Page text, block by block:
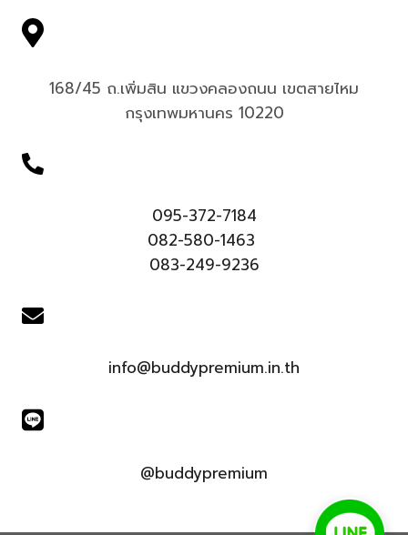
168/45 ถ.เพิ่มสิน แขวงคลองถนน เขตสายไหม
กรุงเทพมหานคร 10220
095-372-7184
082-580-1463
083-249-9236
info@buddypremium.in.th
@buddypremium